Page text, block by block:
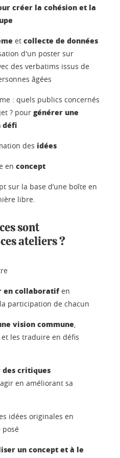
créer la cohésion et la
et collecte de données
d'un poster sur
des verbatims issus de
âgées
: quels publics concernés
? pour générer une
défi
des idées
en concept
sur la base d’une boîte en
libre.
sont
ateliers ?
collaboratif en
participation de chacun
vision commune
les traduire en défis
critiques
en améliorant sa
idées originales en
posé
un concept et à le